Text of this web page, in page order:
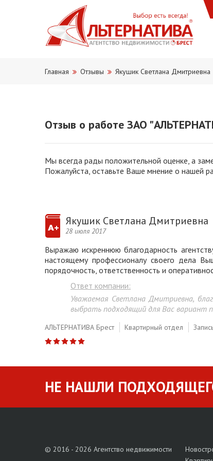
Главная Отзывы Якушик Светлана Дмитриевна
Отзыв о работе ЗАО
Мы всегда рады положительной оценке, а
Пожалуйста, оставьте Ваше мнение о нашей
Якушик Светлана Дмитриевна
28 июля 2017
Выражаю искреннюю благодарность
настоящему профессионалу своего дела
порядочность, ответственность и
Ответ компании:
Уважаемая Светлана Дмитриевна,
выбрать подходящий для Вас вариант
АЛЬТЕРНАТИВА Брест Квартирный отдел
НЕ НАШЛИ
© 2016 - 2026 Агентство недвижимости